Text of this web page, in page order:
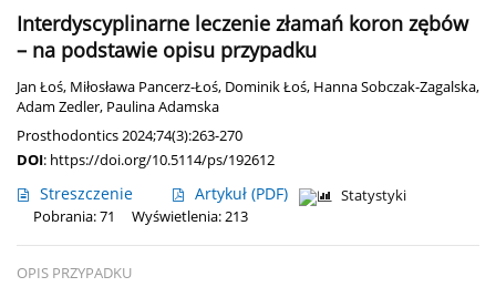
Interdyscyplinarne leczenie złamań koron zębów
– na podstawie opisu przypadku
Jan Łoś, Miłosława Pancerz-Łoś, Dominik Łoś, Hanna Sobczak-Zagalska,
Adam Zedler, Paulina Adamska
Prosthodontics 2024;74(3):263-270
DOI: https://doi.org/10.5114/ps/192612
Streszczenie Artykuł (PDF)
Statystyki
Pobrania: 71
Wyświetlenia: 213
OPIS PRZYPADKU